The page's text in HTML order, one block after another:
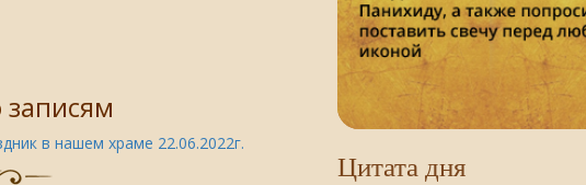
в нашем храме 22.06.2022г.
Цитата дня